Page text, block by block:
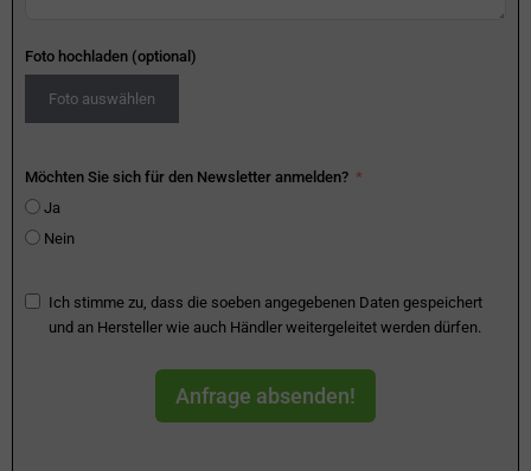
Foto hochladen (optional)
Foto auswählen
Möchten Sie sich für den Newsletter anmelden?
Ja
Nein
Ich stimme zu, dass die soeben angegebenen Daten gespeichert
und an Hersteller wie auch Händler weitergeleitet werden dürfen.
Anfrage absenden!